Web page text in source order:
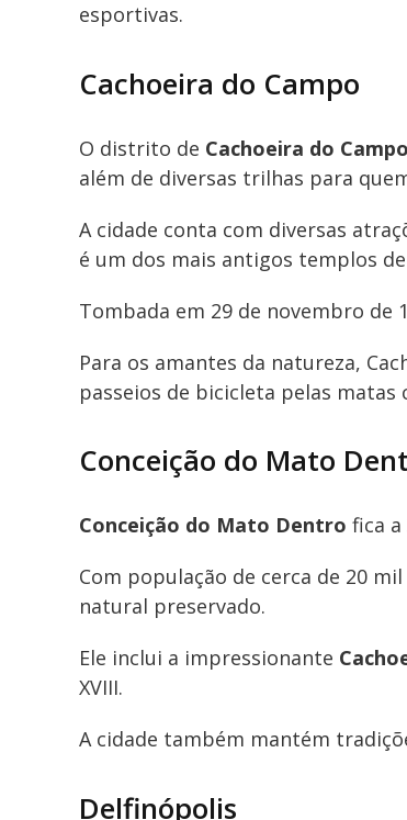
esportivas.
Cachoeira do Campo
O distrito de Cachoeira do Campo
além de diversas trilhas para
A cidade conta com diversas
é um dos mais antigos templos
Tombada em 29 de novembro de
Para os amantes da natureza,
passeios de bicicleta pelas matas
Conceição do Mato
Conceição do Mato Dentro fica
Com população de cerca de 20
natural preservado.
Ele inclui a impressionante
XVIII.
A cidade também mantém
Delfinópolis